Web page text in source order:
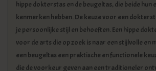
hippe dokterstas en de beugeltas, die beide hun
kenmerken hebben. De keuze voor een
je persoonlijke stijl en behoeften. Een hippe
voor de arts die op zoek is naar een stijlvolle en
een beugeltas een praktische en functionele
die de voorkeur geven aan een traditioneler